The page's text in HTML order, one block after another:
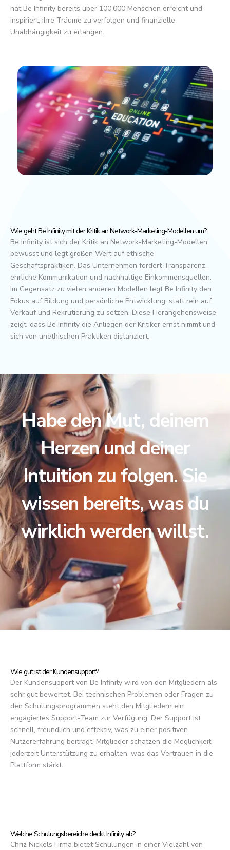
hat Be Infinity bereits über 100.000 Menschen erreicht und
inspiriert, ihre Träume zu verfolgen und finanzielle
Unabhängigkeit zu erlangen.
Wie geht Be Infinity mit der Kritik an Network-Marketing-Modellen um?
Be Infinity ist sich der Kritik an Network-Marketing-Modellen
bewusst und legt großen Wert auf ethische
Geschäftspraktiken. Das Unternehmen fördert Transparenz,
ehrliche Kommunikation und nachhaltige Einkommensquellen.
Im Gegensatz zu vielen anderen Modellen legt Be Infinity den
Fokus auf Bildung und persönliche Entwicklung, statt rein auf
Verkauf und Rekrutierung zu setzen. Diese Herangehensweise
zeigt, dass Be Infinity die Anliegen der Kritiker ernst nimmt und
sich von unethischen Praktiken distanziert.
Habe den Mut, deinem
Herzen und deiner
Intuition zu folgen. Sie
wissen bereits, was du
wirklich werden willst.
Wie gut ist der Kundensupport?
Der Kundensupport von Be Infinity wird von den Mitgliedern als
sehr gut bewertet. Bei technischen Problemen oder Fragen zu
den Schulungsprogrammen steht den Mitgliedern ein
engagiertes Support-Team zur Verfügung. Der Support ist
schnell, freundlich und effektiv, was zu einer positiven
Nutzererfahrung beiträgt. Mitglieder schätzen die Möglichkeit,
jederzeit Unterstützung zu erhalten, was das Vertrauen in die
Plattform stärkt.
Welche Schulungsbereiche deckt Infinity ab?
Chriz Nickels Firma bietet Schulungen in einer Vielzahl von